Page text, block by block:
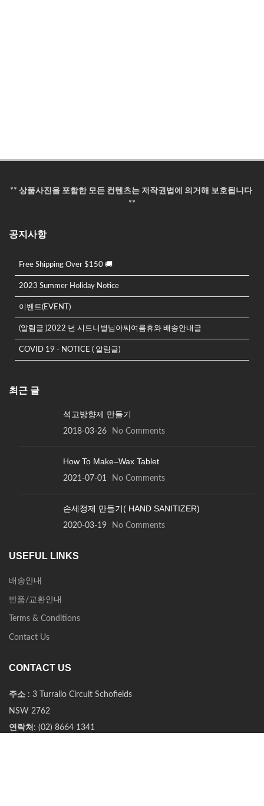
** 상품사진을 포함한 모든 컨텐츠는 저작권법에 의거해 보호됩니다
**
공지사항
Free Shipping Over $150 🚚
2023 Summer Holiday Notice
이벤트(EVENT)
(알림글 )2022 년 시드니별님아씨여름휴와 배송안내글
COVID 19 - NOTICE ( 알림글)
최근 글
석고방향제 만들기
2018-03-26 No Comments
How To Make–Wax Tablet
2021-07-01 No Comments
손세정제 만들기( HAND SANITIZER)
2020-03-19 No Comments
USEFUL LINKS
배송안내
반품/교환안내
Terms & Conditions
Contact Us
CONTACT US
주소 : 3 Turrallo Circuit Schofields
NSW 2762
연락처 : (02) 8664 1341